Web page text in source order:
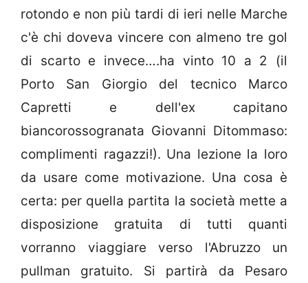
rotondo e non più tardi di ieri nelle Marche
c'è chi doveva vincere con almeno tre gol
di scarto e invece….ha vinto 10 a 2 (il
Porto San Giorgio del tecnico Marco
Capretti e dell'ex capitano
biancorossogranata Giovanni Ditommaso:
complimenti ragazzi!). Una lezione la loro
da usare come motivazione. Una cosa è
certa: per quella partita la società mette a
disposizione gratuita di tutti quanti
vorranno viaggiare verso l'Abruzzo un
pullman gratuito. Si partirà da Pesaro